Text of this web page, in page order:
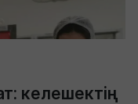
келешектің